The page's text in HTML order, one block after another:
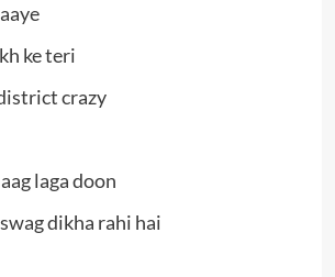
ke teri
crazy
laga doon
dikha rahi hai